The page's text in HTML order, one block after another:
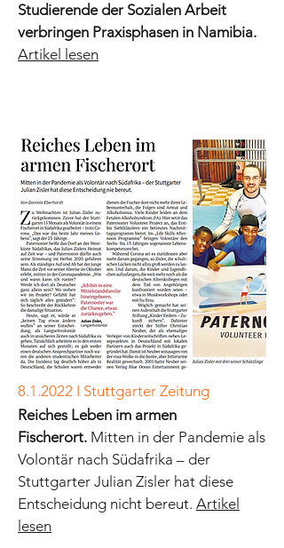
Studierende der Sozialen Arbeit
verbringen Praxisphasen in Namibia.
Artikel lesen
8.1.2022 I Stuttgarter Zeitung
Reiches Leben im armen
Fischerort. Mitten in der Pandemie als
Volontär nach Südafrika – der
Stuttgarter Julian Zisler hat diese
Entscheidung nicht bereut. Artikel
lesen